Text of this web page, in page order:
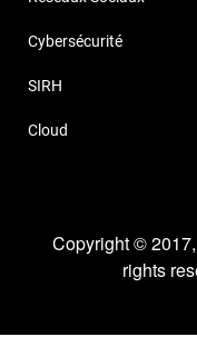
Cybersécurité
SIRH
Cloud
Copyright ©
rights